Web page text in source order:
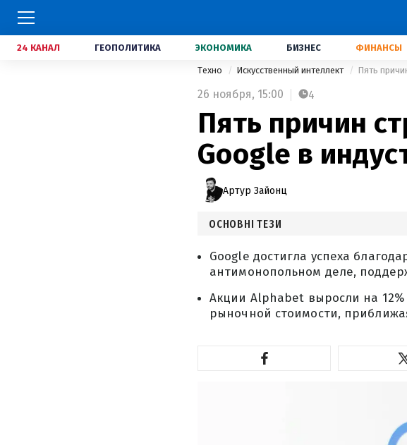
24 КАНАЛ ГЕОПОЛИТИКА ЭКОНОМИКА БИЗНЕС ФИНАНСЫ
Техно Искусственный интеллект Пять
26 ноября, 15:00 4
Пять причин
Google в
Артур Зайонц
ОСНОВНІ ТЕЗИ
Google достигла успеха
антимонопольном деле,
Акции Alphabet выросли на 12%
рыночной стоимости,